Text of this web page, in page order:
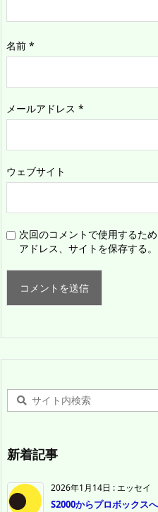
名前 *
メールアドレス *
ウェブサイト
次回のコメントで使用するた
アドレス、サイトを保存する。
新着記事
2026年1月14日 :エッセイ
S2000からプロボックス